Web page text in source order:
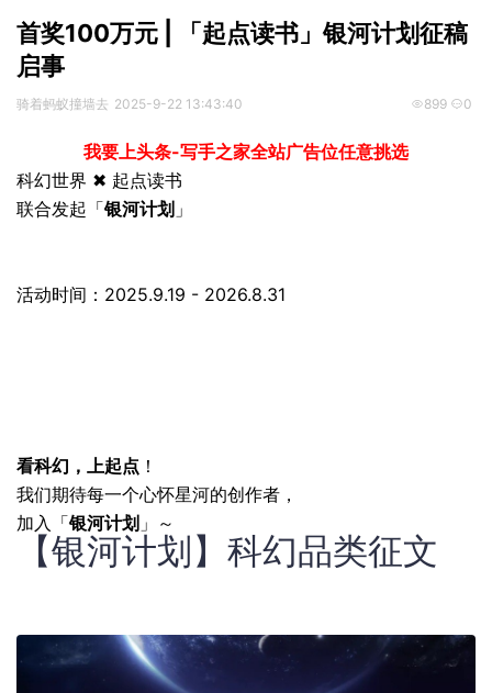
首奖100万元 | 「起点读书」银河计划征稿
启事
骑着蚂蚁撞墙去 2025-9-22 13:43:40 899 0
我要上头条-写手之家全站广告位任意挑选
科幻世界 ✖ 起点读书
联合发起「银河计划 」
活动时间：2025.9.19 - 2026.8.31
看科幻，上起点 ！
我们期待每一个心怀星河的创作者，
加入「银河计划 」～
【银河计划】科幻品类征文